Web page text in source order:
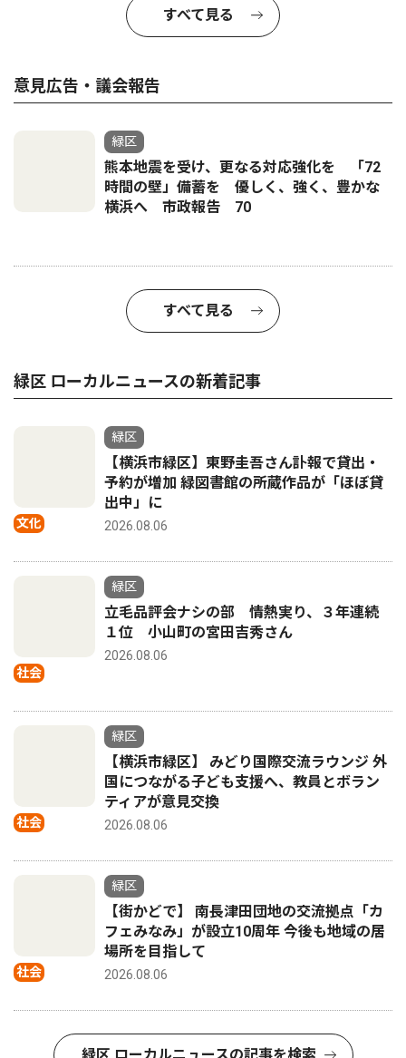
すべて見る
意見広告・議会報告
緑区
熊本地震を受け、更なる対応強化を 「72
時間の壁」備蓄を 優しく、強く、豊かな
横浜へ 市政報告 70
すべて見る
緑区 ローカルニュースの新着記事
文化
緑区
【横浜市緑区】東野圭吾さん訃報で貸出・
予約が増加 緑図書館の所蔵作品が「ほぼ貸
出中」に
2026.08.06
社会
緑区
立毛品評会ナシの部 情熱実り、３年連続
１位 小山町の宮田吉秀さん
2026.08.06
社会
緑区
【横浜市緑区】 みどり国際交流ラウンジ 外
国につながる子ども支援へ、教員とボラン
ティアが意見交換
2026.08.06
社会
緑区
【街かどで】 南長津田団地の交流拠点「カ
フェみなみ」が設立10周年 今後も地域の居
場所を目指して
2026.08.06